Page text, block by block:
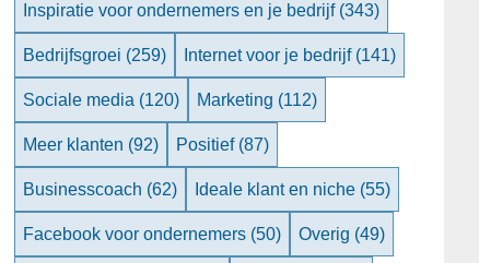
Inspiratie voor ondernemers en je bedrijf (343)
Bedrijfsgroei (259) Internet voor je bedrijf (141)
Sociale media (120) Marketing (112)
Meer klanten (92) Positief (87)
Businesscoach (62) Ideale klant en niche (55)
Facebook voor ondernemers (50) Overig (49)